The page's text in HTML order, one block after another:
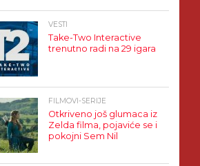
VESTI
Take-Two Interactive
trenutno radi na 29 igara
FILMOVI-SERIJE
Otkriveno još glumaca iz
Zelda filma, pojaviće se i
pokojni Sem Nil